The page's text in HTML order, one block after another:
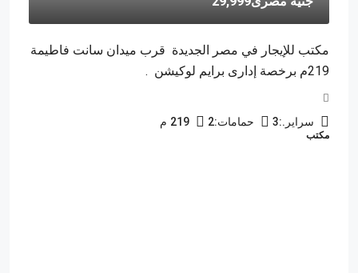
مكتب للإيجار في مصر الجديدة قرب ميدان سانت فاطيمة
219م برخصة إدارى برايم لوكيشن .
سراير.:3 حمامات:2
219 م
مكتب